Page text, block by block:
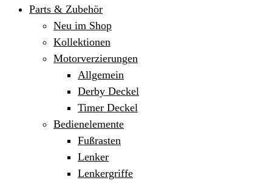
Parts & Zubehör
Neu im Shop
Kollektionen
Motorverzierungen
Allgemein
Derby Deckel
Timer Deckel
Bedienelemente
Fußrasten
Lenker
Lenkergriffe